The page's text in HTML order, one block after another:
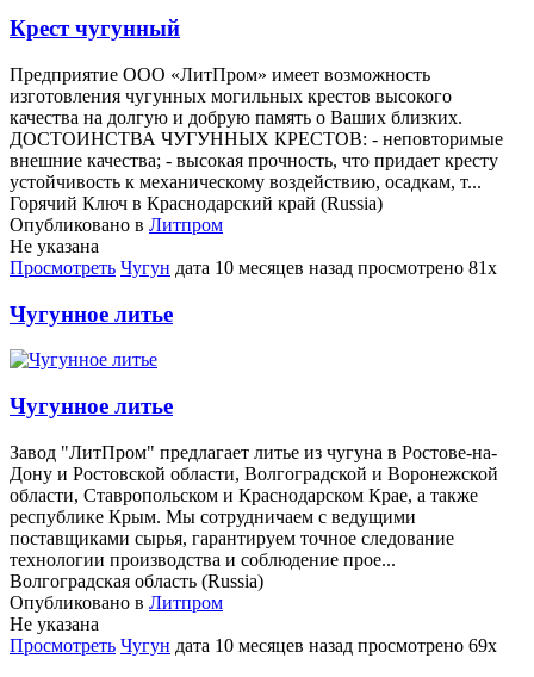
Крест чугунный
Предприятие ООО «ЛитПром» имеет возможность
изготовления чугунных могильных крестов высокого
качества на долгую и добрую память о Ваших близких.
ДОСТОИНСТВА ЧУГУННЫХ КРЕСТОВ: - неповторимые
внешние качества; - высокая прочность, что придает кресту
устойчивость к механическому воздействию, осадкам, т...
Горячий Ключ в Краснодарский край (Russia)
Опубликовано в Литпром
Не указана
Просмотреть Чугун дата 10 месяцев назад просмотрено 81x
Чугунное литье
Чугунное литье
Завод "ЛитПром" предлагает литье из чугуна в Ростове-на-
Дону и Ростовской области, Волгоградской и Воронежской
области, Ставропольском и Краснодарском Крае, а также
республике Крым. Мы сотрудничаем с ведущими
поставщиками сырья, гарантируем точное следование
технологии производства и соблюдение прое...
Волгоградская область (Russia)
Опубликовано в Литпром
Не указана
Просмотреть Чугун дата 10 месяцев назад просмотрено 69x